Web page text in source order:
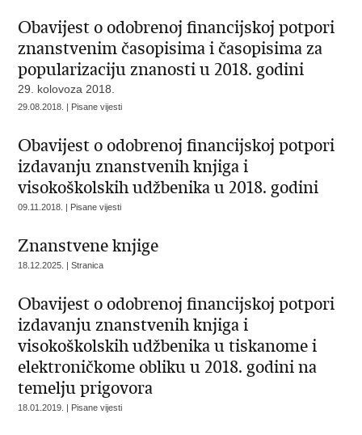
Obavijest o odobrenoj financijskoj potpori
znanstvenim časopisima i časopisima za
popularizaciju znanosti u 2018. godini
29. kolovoza 2018.
29.08.2018. | Pisane vijesti
Obavijest o odobrenoj financijskoj potpori
izdavanju znanstvenih knjiga i
visokoškolskih udžbenika u 2018. godini
09.11.2018. | Pisane vijesti
Znanstvene knjige
18.12.2025. | Stranica
Obavijest o odobrenoj financijskoj potpori
izdavanju znanstvenih knjiga i
visokoškolskih udžbenika u tiskanome i
elektroničkome obliku u 2018. godini na
temelju prigovora
18.01.2019. | Pisane vijesti